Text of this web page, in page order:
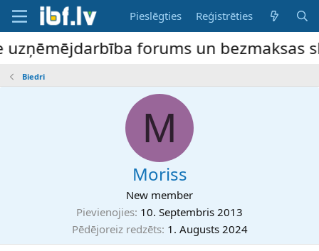
Pieslēgties Reģistrēties
forums un bezmaksas
Biedri
M
Moriss
New member
Pievienojies 10. Septembris 2013
Pēdējoreiz redzēts 1. Augusts 2024